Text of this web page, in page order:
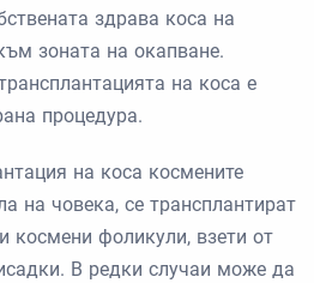
здрава коса на
зоната на окапване.
на коса е
процедура.
на коса космените
на човека, се трансплантират
космени фоликули, взети от
В редки случаи може да